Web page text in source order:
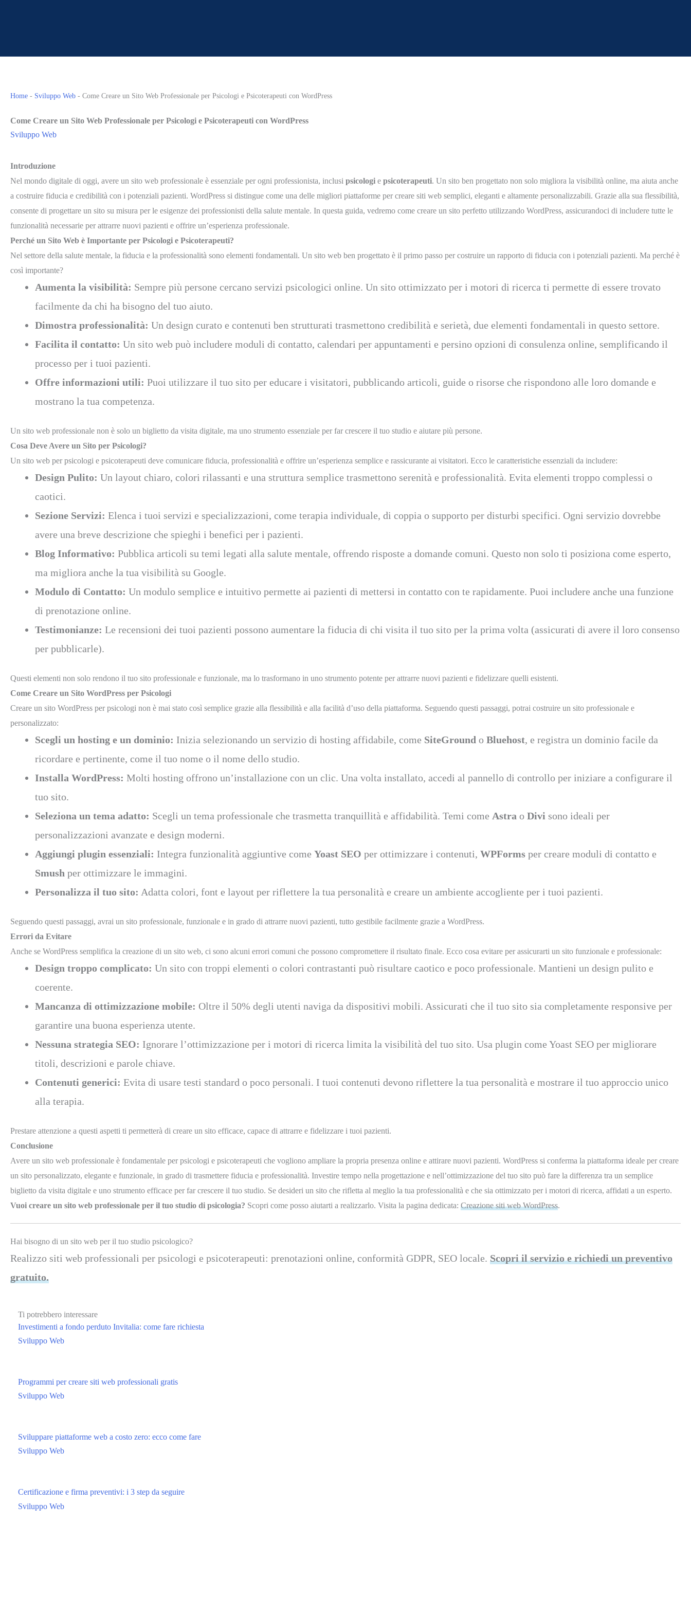
Home - Sviluppo Web - Come Creare un Sito Web Professionale per Psicologi e Psicoterapeuti con WordPress
Come Creare un Sito Web Professionale per Psicologi e Psicoterapeuti con WordPress
Sviluppo Web
Introduzione
Nel mondo digitale di oggi, avere un sito web professionale è essenziale per ogni professionista, inclusi psicologi e psicoterapeuti. Un sito ben progettato non solo migliora la visibilità online, ma aiuta anche
a costruire fiducia e credibilità con i potenziali pazienti. WordPress si distingue come una delle migliori piattaforme per creare siti web semplici, eleganti e altamente personalizzabili. Grazie alla sua flessibilità,
consente di progettare un sito su misura per le esigenze dei professionisti della salute mentale. In questa guida, vedremo come creare un sito perfetto utilizzando WordPress, assicurandoci di includere tutte le
funzionalità necessarie per attrarre nuovi pazienti e offrire un’esperienza professionale.
Perché un Sito Web è Importante per Psicologi e Psicoterapeuti?
Nel settore della salute mentale, la fiducia e la professionalità sono elementi fondamentali. Un sito web ben progettato è il primo passo per costruire un rapporto di fiducia con i potenziali pazienti. Ma perché è
così importante?
Aumenta la visibilità: Sempre più persone cercano servizi psicologici online. Un sito ottimizzato per i motori di ricerca ti permette di essere trovato
facilmente da chi ha bisogno del tuo aiuto.
Dimostra professionalità: Un design curato e contenuti ben strutturati trasmettono credibilità e serietà, due elementi fondamentali in questo settore.
Facilita il contatto: Un sito web può includere moduli di contatto, calendari per appuntamenti e persino opzioni di consulenza online, semplificando il
processo per i tuoi pazienti.
Offre informazioni utili: Puoi utilizzare il tuo sito per educare i visitatori, pubblicando articoli, guide o risorse che rispondono alle loro domande e
mostrano la tua competenza.
Un sito web professionale non è solo un biglietto da visita digitale, ma uno strumento essenziale per far crescere il tuo studio e aiutare più persone.
Cosa Deve Avere un Sito per Psicologi?
Un sito web per psicologi e psicoterapeuti deve comunicare fiducia, professionalità e offrire un’esperienza semplice e rassicurante ai visitatori. Ecco le caratteristiche essenziali da includere:
Design Pulito: Un layout chiaro, colori rilassanti e una struttura semplice trasmettono serenità e professionalità. Evita elementi troppo complessi o
caotici.
Sezione Servizi: Elenca i tuoi servizi e specializzazioni, come terapia individuale, di coppia o supporto per disturbi specifici. Ogni servizio dovrebbe
avere una breve descrizione che spieghi i benefici per i pazienti.
Blog Informativo: Pubblica articoli su temi legati alla salute mentale, offrendo risposte a domande comuni. Questo non solo ti posiziona come esperto,
ma migliora anche la tua visibilità su Google.
Modulo di Contatto: Un modulo semplice e intuitivo permette ai pazienti di mettersi in contatto con te rapidamente. Puoi includere anche una funzione
di prenotazione online.
Testimonianze: Le recensioni dei tuoi pazienti possono aumentare la fiducia di chi visita il tuo sito per la prima volta (assicurati di avere il loro consenso
per pubblicarle).
Questi elementi non solo rendono il tuo sito professionale e funzionale, ma lo trasformano in uno strumento potente per attrarre nuovi pazienti e fidelizzare quelli esistenti.
Come Creare un Sito WordPress per Psicologi
Creare un sito WordPress per psicologi non è mai stato così semplice grazie alla flessibilità e alla facilità d’uso della piattaforma. Seguendo questi passaggi, potrai costruire un sito professionale e
personalizzato:
Scegli un hosting e un dominio: Inizia selezionando un servizio di hosting affidabile, come SiteGround o Bluehost, e registra un dominio facile da
ricordare e pertinente, come il tuo nome o il nome dello studio.
Installa WordPress: Molti hosting offrono un’installazione con un clic. Una volta installato, accedi al pannello di controllo per iniziare a configurare il
tuo sito.
Seleziona un tema adatto: Scegli un tema professionale che trasmetta tranquillità e affidabilità. Temi come Astra o Divi sono ideali per
personalizzazioni avanzate e design moderni.
Aggiungi plugin essenziali: Integra funzionalità aggiuntive come Yoast SEO per ottimizzare i contenuti, WPForms per creare moduli di contatto e
Smush per ottimizzare le immagini.
Personalizza il tuo sito: Adatta colori, font e layout per riflettere la tua personalità e creare un ambiente accogliente per i tuoi pazienti.
Seguendo questi passaggi, avrai un sito professionale, funzionale e in grado di attrarre nuovi pazienti, tutto gestibile facilmente grazie a WordPress.
Errori da Evitare
Anche se WordPress semplifica la creazione di un sito web, ci sono alcuni errori comuni che possono compromettere il risultato finale. Ecco cosa evitare per assicurarti un sito funzionale e professionale:
Design troppo complicato: Un sito con troppi elementi o colori contrastanti può risultare caotico e poco professionale. Mantieni un design pulito e
coerente.
Mancanza di ottimizzazione mobile: Oltre il 50% degli utenti naviga da dispositivi mobili. Assicurati che il tuo sito sia completamente responsive per
garantire una buona esperienza utente.
Nessuna strategia SEO: Ignorare l’ottimizzazione per i motori di ricerca limita la visibilità del tuo sito. Usa plugin come Yoast SEO per migliorare
titoli, descrizioni e parole chiave.
Contenuti generici: Evita di usare testi standard o poco personali. I tuoi contenuti devono riflettere la tua personalità e mostrare il tuo approccio unico
alla terapia.
Prestare attenzione a questi aspetti ti permetterà di creare un sito efficace, capace di attrarre e fidelizzare i tuoi pazienti.
Conclusione
Avere un sito web professionale è fondamentale per psicologi e psicoterapeuti che vogliono ampliare la propria presenza online e attirare nuovi pazienti. WordPress si conferma la piattaforma ideale per creare
un sito personalizzato, elegante e funzionale, in grado di trasmettere fiducia e professionalità. Investire tempo nella progettazione e nell’ottimizzazione del tuo sito può fare la differenza tra un semplice
biglietto da visita digitale e uno strumento efficace per far crescere il tuo studio. Se desideri un sito che rifletta al meglio la tua professionalità e che sia ottimizzato per i motori di ricerca, affidati a un esperto.
Vuoi creare un sito web professionale per il tuo studio di psicologia? Scopri come posso aiutarti a realizzarlo. Visita la pagina dedicata: Creazione siti web WordPress.
Hai bisogno di un sito web per il tuo studio psicologico?
Realizzo siti web professionali per psicologi e psicoterapeuti: prenotazioni online, conformità GDPR, SEO locale. Scopri il servizio e richiedi un preventivo
gratuito.
Ti potrebbero interessare
Investimenti a fondo perduto Invitalia: come fare richiesta
Sviluppo Web
Programmi per creare siti web professionali gratis
Sviluppo Web
Sviluppare piattaforme web a costo zero: ecco come fare
Sviluppo Web
Certificazione e firma preventivi: i 3 step da seguire
Sviluppo Web